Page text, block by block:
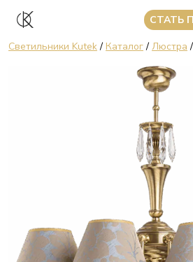
CТАТЬ
Светильники Kutek/ Каталог/ Люстра